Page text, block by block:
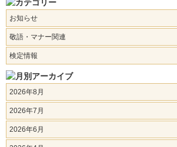
お知らせ
敬語・マナー関連
検定情報
2026年8月
2026年7月
2026年6月